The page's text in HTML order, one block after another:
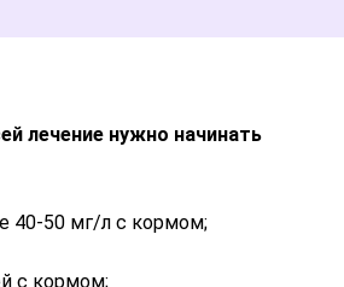
лечение нужно начинать
40-50 мг/л с кормом;
с кормом;